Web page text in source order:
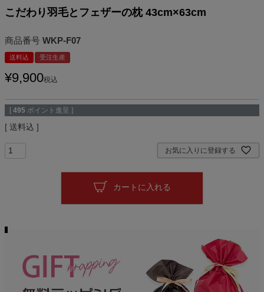
こだわり羽毛とフェザーの枕 43cm×63cm
商品番号 WKP-F07
送料込 受注生産
¥9,900税込
[ 495 ポイント進呈 ]
送料込
お気に入りに登録する
カートに入れる